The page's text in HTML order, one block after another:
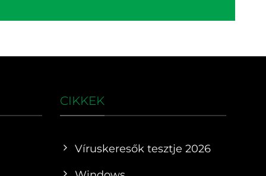
CIKKEK
Víruskeresők tesztje 2026